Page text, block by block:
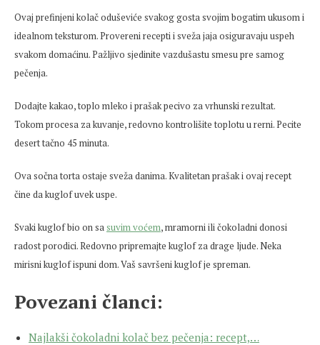
Ovaj prefinjeni kolač oduševiće svakog gosta svojim bogatim ukusom i
idealnom teksturom. Provereni recepti i sveža jaja osiguravaju uspeh
svakom domaćinu. Pažljivo sjedinite vazdušastu smesu pre samog
pečenja.
Dodajte kakao, toplo mleko i prašak pecivo za vrhunski rezultat.
Tokom procesa za kuvanje, redovno kontrolišite toplotu u rerni. Pecite
desert tačno 45 minuta.
Ova sočna torta ostaje sveža danima. Kvalitetan prašak i ovaj recept
čine da kuglof uvek uspe.
Svaki kuglof bio on sasuvim voćem, mramorni ili čokoladni donosi
radost porodici. Redovno pripremajte kuglof za drage ljude. Neka
mirisni kuglof ispuni dom. Vaš savršeni kuglof je spreman.
Povezani članci:
Najlakši čokoladni kolač bez pečenja: recept,…